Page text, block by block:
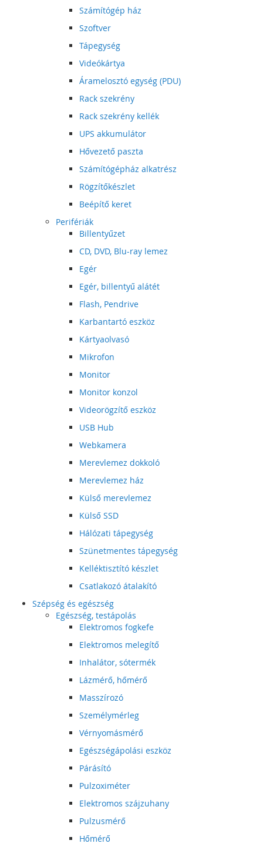
Számítógép ház
Szoftver
Tápegység
Videókártya
Áramelosztó egység (PDU)
Rack szekrény
Rack szekrény kellék
UPS akkumulátor
Hővezető paszta
Számítógépház alkatrész
Rögzítőkészlet
Beépítő keret
Perifériák
Billentyűzet
CD, DVD, Blu-ray lemez
Egér
Egér, billentyű alátét
Flash, Pendrive
Karbantartó eszköz
Kártyaolvasó
Mikrofon
Monitor
Monitor konzol
Videorögzítő eszköz
USB Hub
Webkamera
Merevlemez dokkoló
Merevlemez ház
Külső merevlemez
Külső SSD
Hálózati tápegység
Szünetmentes tápegység
Kelléktisztító készlet
Csatlakozó átalakító
Szépség és egészség
Egészség, testápolás
Elektromos fogkefe
Elektromos melegítő
Inhalátor, sótermék
Lázmérő, hőmérő
Masszírozó
Személymérleg
Vérnyomásmérő
Egészségápolási eszköz
Párásító
Pulzoximéter
Elektromos szájzuhany
Pulzusmérő
Hőmérő